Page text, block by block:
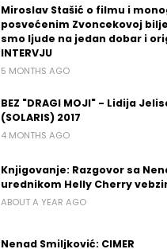
Miroslav Stašić o filmu i
posvećenim Zvoncekovoj
smo ljude na jedan dobar i
INTERVJU
5 MONTHS AGO
BEZ "DRAGI MOJI" - Lidija
(SOLARIS) 2017
4 MONTHS AGO
Knjigovanje: Razgovor sa
urednikom Helly Cherry
ABOUT A YEAR AGO
Nenad Smiljković: CIMER